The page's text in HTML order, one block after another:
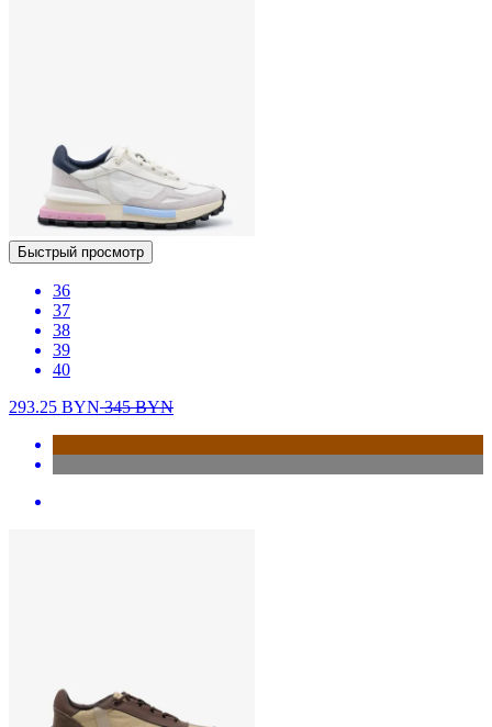
Быстрый просмотр
36
37
38
39
40
293.25 BYN345BYN